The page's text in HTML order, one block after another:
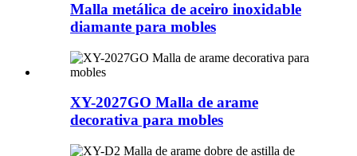
Malla metálica de aceiro inoxidable
diamante para mobles
XY-2027GO Malla de arame
decorativa para mobles